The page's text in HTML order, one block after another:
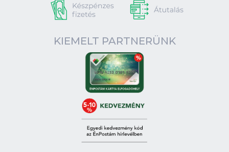
KIEMELT PARTNERÜNK